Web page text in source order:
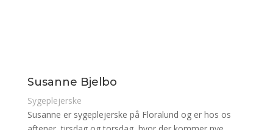
Susanne Bjelbo
Sygeplejerske
Susanne er sygeplejerske på Floralund og er hos os